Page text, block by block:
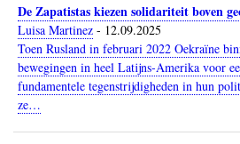
De Zapatistas kiezen solidariteit boven
Luisa Martinez - 12.09.2025
Toen Rusland in februari 2022 Oekraïne
bewegingen in heel Latijns-Amerika voor
fundamentele tegenstrijdigheden in hun
ze…